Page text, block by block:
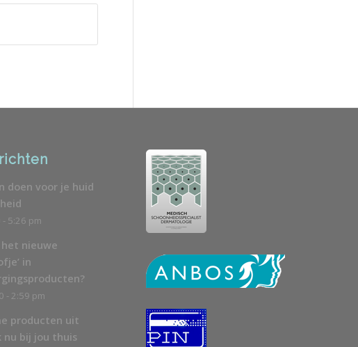
doen voor je huid
5:26 pm
nieuwe
in
- 2:59 pm
producten uit
nu bij jou thuis